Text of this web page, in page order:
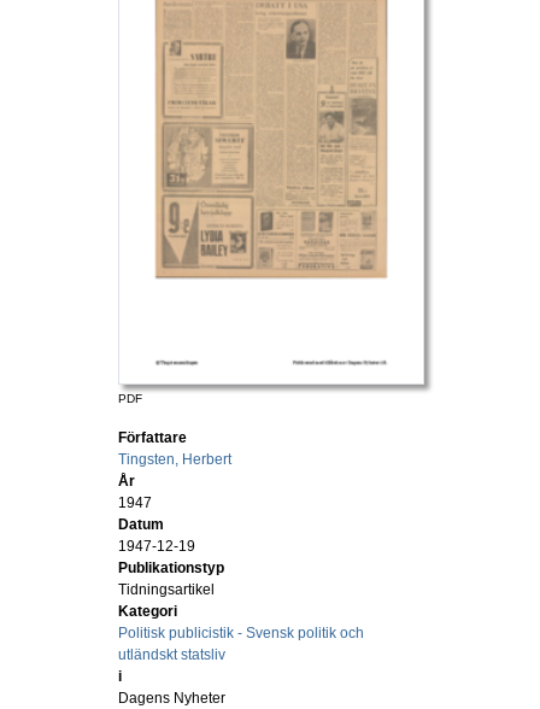
PDF
Författare
Tingsten, Herbert
År
1947
Datum
1947-12-19
Publikationstyp
Tidningsartikel
Kategori
Politisk publicistik - Svensk politik och
utländskt statsliv
i
Dagens Nyheter